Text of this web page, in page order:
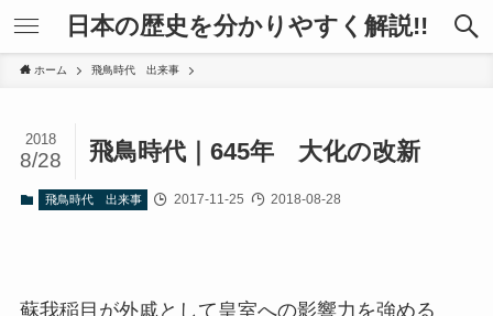
日本の歴史を分かりやすく解説!!
ホーム 飛鳥時代 出来事
飛鳥時代｜645年 大化の改新
2018
8/28
飛鳥時代 出来事 2017-11-25 2018-08-28
蘇我稲目が外戚として皇室への影響力を強める